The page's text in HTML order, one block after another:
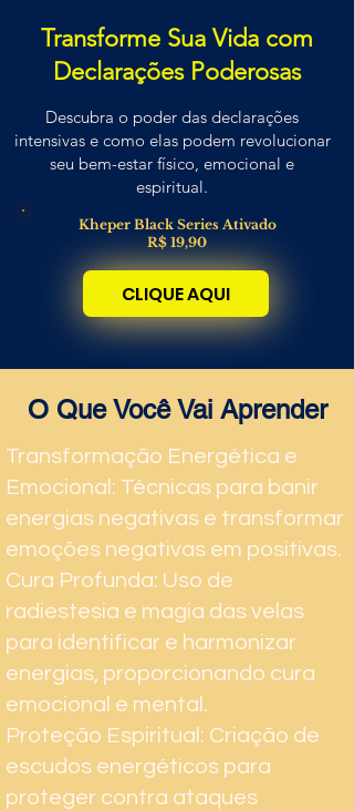
Transforme Sua Vida com
Declarações Poderosas
Descubra o poder das declarações
intensivas e como elas podem revolucionar
seu bem-estar físico, emocional e
espiritual.
Kheper Black Series Ativado
R$ 19,90
CLIQUE AQUI
O Que Você Vai Aprender
Transformação Energética e
Emocional: Técnicas para banir
energias negativas e transformar
emoções negativas em positivas.
Cura Profunda: Uso de
radiestesia e magia das velas
para identificar e harmonizar
energias, proporcionando cura
emocional e mental.
Proteção Espiritual: Criação de
escudos energéticos para
proteger contra ataques